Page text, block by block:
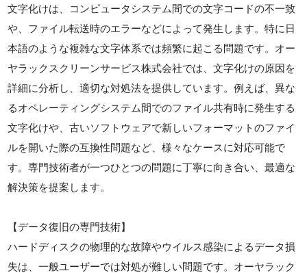
文字化けは、コンピュータシステム間での文字コードの不一致
や、ファイル転送時のエラーなどによって発生します。特に日
本語のような複雑な文字体系では頻繁に起こる問題です。オー
ヤラックスクリーンサービス株式会社では、文字化けの原因を
詳細に分析し、適切な対処法を提供しています。例えば、異な
るオペレーティングシステム間でのファイル共有時に発生する
文字化けや、古いソフトウェアで新しいフォーマットのファイ
ルを開いた際の互換性問題など、様々なケースに対応可能で
す。専門技術者が一つひとつの問題に丁寧に向き合い、最適な
解決策を提案します。
【データ復旧の専門技術】
ハードディスクの物理的な故障やウイルス感染によるデータ損
失は、一般ユーザーでは対処が難しい問題です。オーヤラック